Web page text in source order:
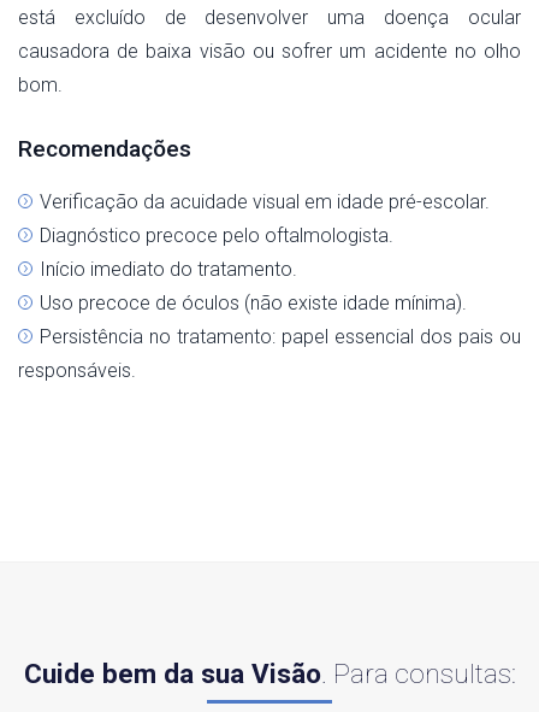
está excluído de desenvolver uma doença ocular
causadora de baixa visão ou sofrer um acidente no olho
bom.
Recomendações
Verificação da acuidade visual em idade pré-escolar.
Diagnóstico precoce pelo oftalmologista.
Início imediato do tratamento.
Uso precoce de óculos (não existe idade mínima).
Persistência no tratamento: papel essencial dos pais ou
responsáveis.
Cuide bem da sua Visão. Para consultas: